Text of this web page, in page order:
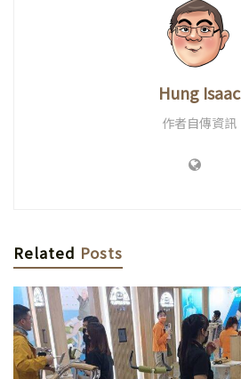
Hung Isaac
作者自傳資訊
Related Posts